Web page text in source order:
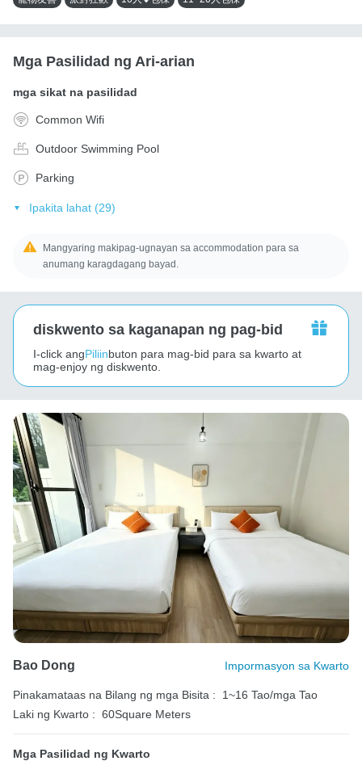
Mga Pasilidad ng Ari-arian
mga sikat na pasilidad
Common Wifi
Outdoor Swimming Pool
Parking
Ipakita lahat (29)
Mangyaring makipag-ugnayan sa accommodation para sa
anumang karagdagang bayad.
diskwento sa kaganapan ng pag-bid
I-click angPiliinbuton para mag-bid para sa kwarto at
mag-enjoy ng diskwento.
Bao Dong Impormasyon sa Kwarto
Pinakamataas na Bilang ng mga Bisita :
1~16 Tao/mga Tao
Laki ng Kwarto : 60Square Meters
Mga Pasilidad ng Kwarto